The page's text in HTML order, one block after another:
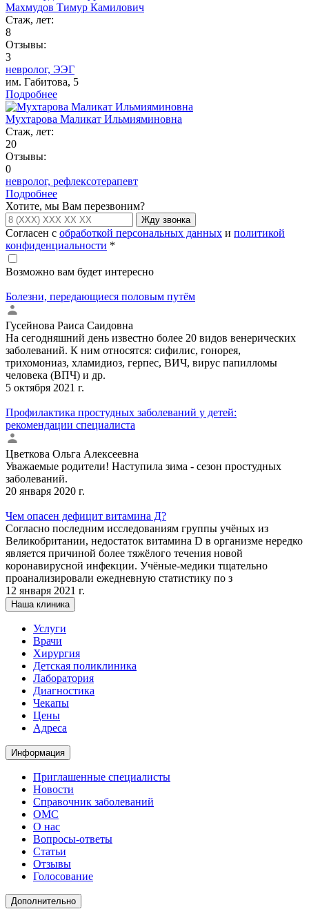
Махмудов Тимур Камилович
Стаж, лет:
8
Отзывы:
3
невролог, ЭЭГ
им. Габитова, 5
Подробнее
Мухтарова Маликат Ильмияминовна
Стаж, лет:
20
Отзывы:
0
невролог, рефлексотерапевт
Подробнее
Хотите, мы Вам перезвоним?
Жду звонка
Согласен с обработкой персональных данных и политикой
конфиденциальности *
Возможно вам будет интересно
Болезни, передающиеся половым путём
Гусейнова Раиса Саидовна
На сегодняшний день известно более 20 видов венерических
заболеваний. К ним относятся: сифилис, гонорея,
трихомониаз, хламидиоз, герпес, ВИЧ, вирус папилломы
человека (ВПЧ) и др.
5 октября 2021 г.
Профилактика простудных заболеваний у детей:
рекомендации специалиста
Цветкова Ольга Алексеевна
Уважаемые родители! Наступила зима - сезон простудных
заболеваний.
20 января 2020 г.
Чем опасен дефицит витамина Д?
Согласно последним исследованиям группы учёных из
Великобритании, недостаток витамина D в организме нередко
является причиной более тяжёлого течения новой
коронавирусной инфекции. Учёные-медики тщательно
проанализировали ежедневную статистику по з
12 января 2021 г.
Наша клиника
Услуги
Врачи
Хирургия
Детская поликлиника
Лаборатория
Диагностика
Чекапы
Цены
Адреса
Информация
Приглашенные специалисты
Новости
Справочник заболеваний
ОМС
О нас
Вопросы-ответы
Статьи
Отзывы
Голосование
Дополнительно